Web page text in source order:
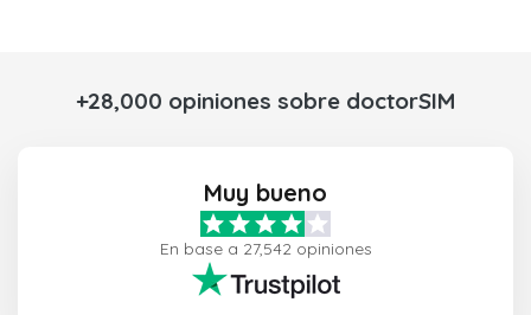
+28,000 opiniones sobre doctorSIM
Muy bueno
En base a 27,542 opiniones